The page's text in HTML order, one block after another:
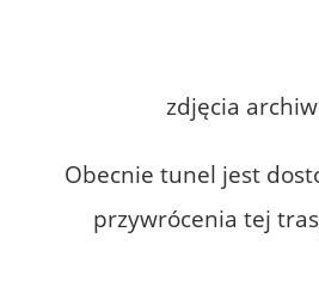
zdjęcia
Obecnie tunel jest
przywrócenia tej